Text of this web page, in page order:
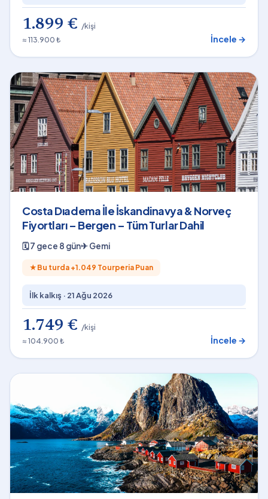
1.899 € /kişi
≈ 113.900 ₺
İncele →
Costa Dıadema İle İskandinavya & Norveç
Fiyortları – Bergen – Tüm Turlar Dahil
🗓7 gece 8 gün✈Gemi
★ Bu turda +1.049 Tourperia Puan
İlk kalkış · 21 Ağu 2026
1.749 € /kişi
≈ 104.900 ₺
İncele →